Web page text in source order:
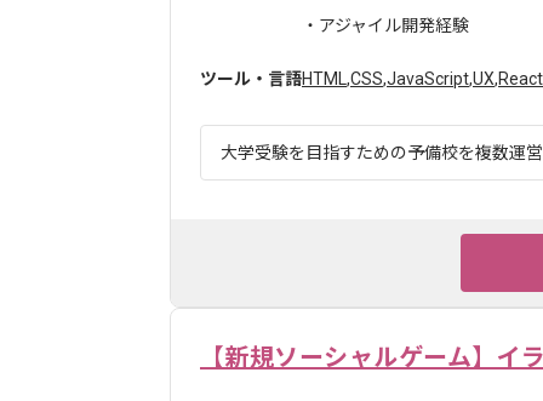
・アジャイル開発経験
ツール・言語HTML ,CSS,JavaScript,UX,React
大学受験を目指すための予備校を複数運
【新規ソーシャルゲーム】イ